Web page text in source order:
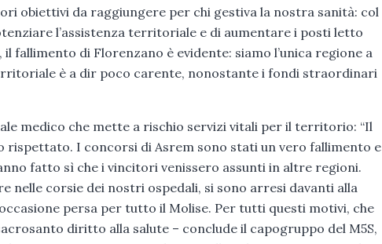
obiettivi da raggiungere per chi gestiva la nostra sanità: col
l’assistenza territoriale e di aumentare i posti letto
fallimento di Florenzano è evidente: siamo l’unica regione a
è a dir poco carente, nonostante i fondi straordinari
medico che mette a rischio servizi vitali per il territorio: “Il
rispettato. I concorsi di Asrem sono stati un vero fallimento e
fatto sì che i vincitori venissero assunti in altre regioni.
nelle corsie dei nostri ospedali, si sono arresi davanti alla
persa per tutto il Molise. Per tutti questi motivi, che
diritto alla salute – conclude il capogruppo del M5S,